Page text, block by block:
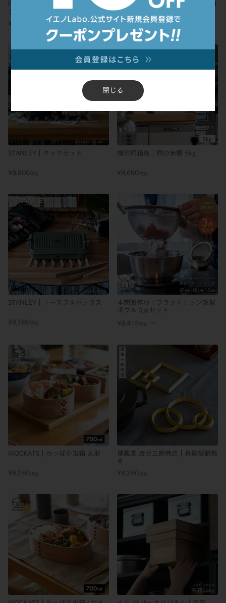
閉じる
RIVERS｜コーヒーグラインダー
グリット シルバー
¥
SOTO｜サーモスタック SOD-521
¥ 8,965 税込
STANLEY｜クックセット
¥8,800 税込
増田桐箱店｜桐の米櫃 5kg
¥8,690 税込
STANLEY｜ユースフルボックス
¥8,580 税込
本間製作所｜フラットエッジ深型
ボウル 3点セット
¥8,415 税込 〜
MOCKATS｜わっぱ弁当箱 丸形
¥8,250 税込
博鳳堂 炭谷三郎商店｜真鍮製鍋敷
き
¥8,250 税込